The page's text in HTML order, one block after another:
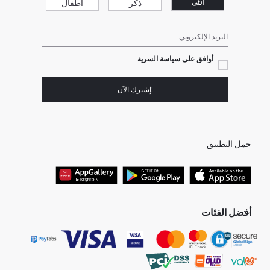
انثى ذكر أطفال
البريد الإلكتروني
أوافق على سياسة السرية
!إشترك الآن
حمل التطبيق
أفضل الفئات
جميع متاجرنا
هدايا عيد الحب
البلوفر النسائية
بلوفر رجالي
برفانات حريمى
جينز رجالي